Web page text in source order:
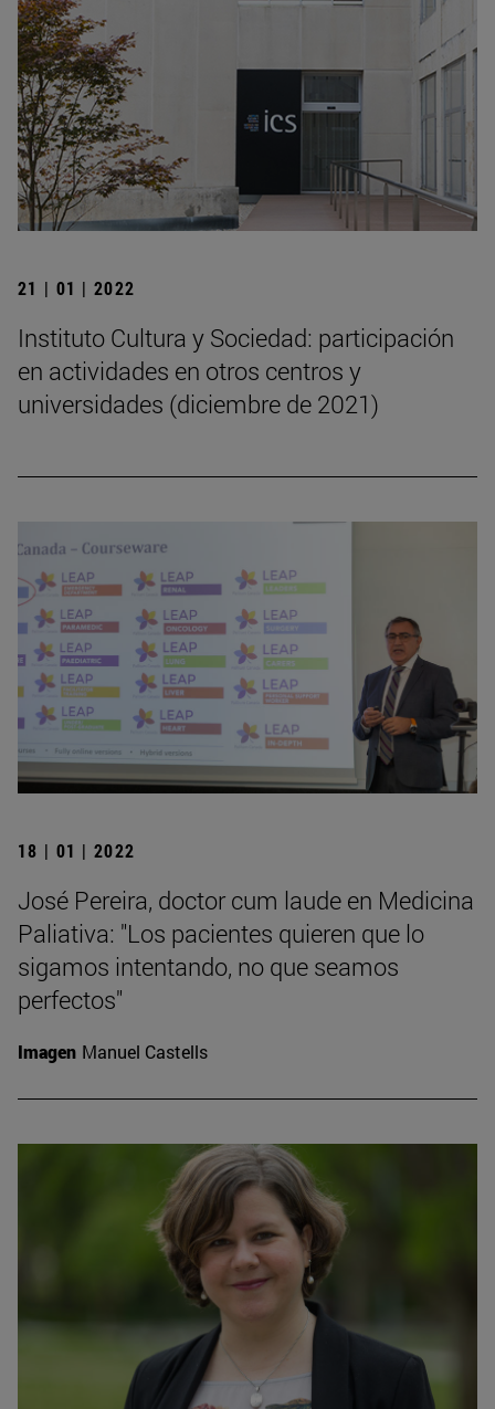
21 | 01 | 2022
Instituto Cultura y Sociedad: participación
en actividades en otros centros y
universidades (diciembre de 2021)
18 | 01 | 2022
José Pereira, doctor cum laude en Medicina
Paliativa: "Los pacientes quieren que lo
sigamos intentando, no que seamos
perfectos"
Imagen Manuel Castells